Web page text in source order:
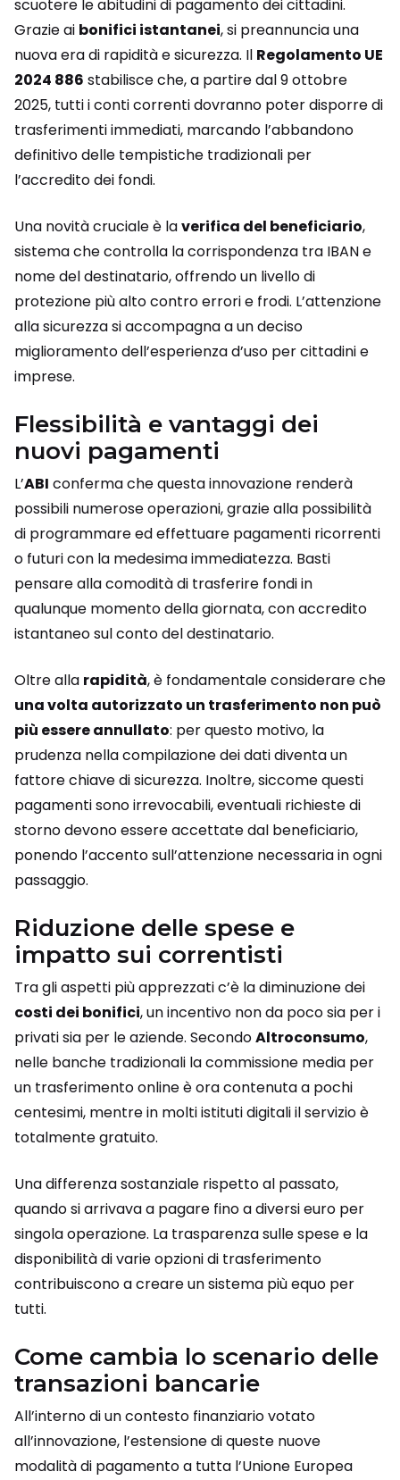
scuotere le abitudini di pagamento dei cittadini.
Grazie ai bonifici istantanei, si preannuncia una
nuova era di rapidità e sicurezza. Il Regolamento UE
2024 886 stabilisce che, a partire dal 9 ottobre
2025, tutti i conti correnti dovranno poter disporre di
trasferimenti immediati, marcando l’abbandono
definitivo delle tempistiche tradizionali per
l’accredito dei fondi.
Una novità cruciale è laverifica del beneficiario,
sistema che controlla la corrispondenza tra IBAN e
nome del destinatario, offrendo un livello di
protezione più alto contro errori e frodi. L’attenzione
alla sicurezza si accompagna a un deciso
miglioramento dell’esperienza d’uso per cittadini e
imprese.
Flessibilità e vantaggi dei
nuovi pagamenti
L’ABI conferma che questa innovazione renderà
possibili numerose operazioni, grazie alla possibilità
di programmare ed effettuare pagamenti ricorrenti
o futuri con la medesima immediatezza. Basti
pensare alla comodità di trasferire fondi in
qualunque momento della giornata, con accredito
istantaneo sul conto del destinatario.
Oltre alla rapidità, è fondamentale considerare che
una volta autorizzato un trasferimento non può
più essere annullato: per questo motivo, la
prudenza nella compilazione dei dati diventa un
fattore chiave di sicurezza. Inoltre, siccome questi
pagamenti sono irrevocabili, eventuali richieste di
storno devono essere accettate dal beneficiario,
ponendo l’accento sull’attenzione necessaria in ogni
passaggio.
Riduzione delle spese e
impatto sui correntisti
Tra gli aspetti più apprezzati c’è la diminuzione dei
costi dei bonifici, un incentivo non da poco sia per i
privati sia per le aziende. SecondoAltroconsumo,
nelle banche tradizionali la commissione media per
un trasferimento online è ora contenuta a pochi
centesimi, mentre in molti istituti digitali il servizio è
totalmente gratuito.
Una differenza sostanziale rispetto al passato,
quando si arrivava a pagare fino a diversi euro per
singola operazione. La trasparenza sulle spese e la
disponibilità di varie opzioni di trasferimento
contribuiscono a creare un sistema più equo per
tutti.
Come cambia lo scenario delle
transazioni bancarie
All’interno di un contesto finanziario votato
all’innovazione, l’estensione di queste nuove
modalità di pagamento a tutta l’Unione Europea